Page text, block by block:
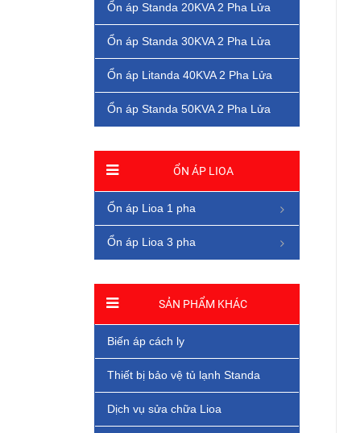
Ổn áp Standa 20KVA 2 Pha Lửa
Ổn áp Standa 30KVA 2 Pha Lửa
Ổn áp Litanda 40KVA 2 Pha Lửa
Ổn áp Standa 50KVA 2 Pha Lửa
ỔN ÁP LIOA
Ổn áp Lioa 1 pha
Ổn áp Lioa 3 pha
SẢN PHẨM KHÁC
Biến áp cách ly
Thiết bị bảo vệ tủ lạnh Standa
Dịch vụ sửa chữa Lioa